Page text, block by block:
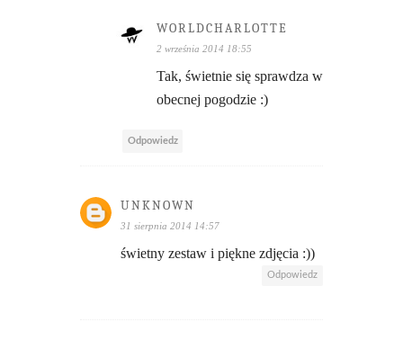
WORLDCHARLOTTE
2 września 2014 18:55
Tak, świetnie się sprawdza w
obecnej pogodzie :)
Odpowiedz
UNKNOWN
31 sierpnia 2014 14:57
świetny zestaw i piękne zdjęcia :))
Odpowiedz